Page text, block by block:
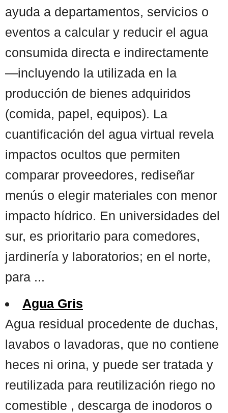
ayuda a departamentos, servicios o
eventos a calcular y reducir el agua
consumida directa e indirectamente
—incluyendo la utilizada en la
producción de bienes adquiridos
(comida, papel, equipos). La
cuantificación del agua virtual revela
impactos ocultos que permiten
comparar proveedores, rediseñar
menús o elegir materiales con menor
impacto hídrico. En universidades del
sur, es prioritario para comedores,
jardinería y laboratorios; en el norte,
para ...
Agua Gris
Agua residual procedente de duchas,
lavabos o lavadoras, que no contiene
heces ni orina, y puede ser tratada y
reutilizada para reutilización riego no
comestible , descarga de inodoros o